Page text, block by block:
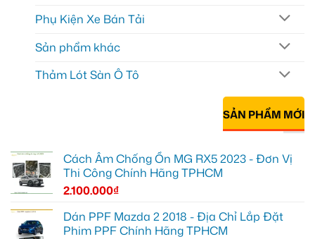
Phụ Kiện Xe Bán Tải
Sản phẩm khác
Thảm Lót Sàn Ô Tô
SẢN PHẨM MỚI
Cách Âm Chống Ồn MG RX5 2023 - Đơn Vị
Thi Công Chính Hãng TPHCM
2.100.000₫
Dán PPF Mazda 2 2018 - Địa Chỉ Lắp Đặt
Phim PPF Chính Hãng TPHCM